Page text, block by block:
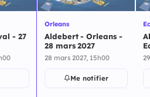
- 27
Orleans
Aldebert - Orleans -
28 mars 2027
28 mars 2027, 15h00
Me notifier